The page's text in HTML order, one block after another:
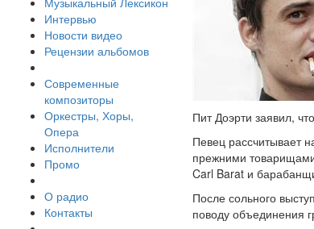
Интервью
Новости видео
Рецензии альбомов
Современные
композиторы
Оркестры, Хоры,
Опера
Исполнители
Промо
О радио
Контакты
Пит Доэрти заявил,
Певец рассчитывает
прежними
Carl Barat и
После сольного
поводу объединения